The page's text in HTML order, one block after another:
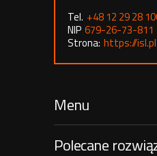
Tel. +48 12 29 28
NIP 679-26-73-811
Strona: https://isl.pl
Menu
Polecane